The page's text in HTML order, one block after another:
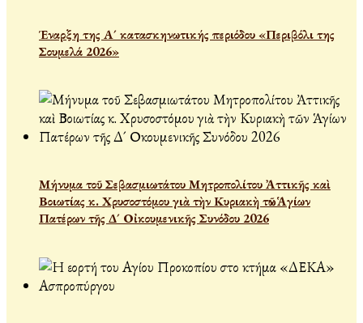
Έναρξη της Α´ κατασκηνωτικής περιόδου «Περιβόλι της
Σουμελά 2026»
Μήνυμα τοῦ Σεβασμιωτάτου Μητροπολίτου Ἀττικῆς καὶ
Βοιωτίας κ. Χρυσοστόμου γιὰ τὴν Κυριακὴ τῶν Ἁγίων
Πατέρων τῆς Δ´ Οἰκουμενικῆς Συνόδου 2026